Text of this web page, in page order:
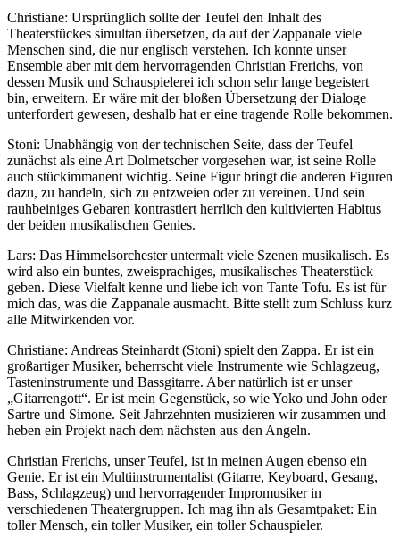
Christiane: Ursprünglich sollte der Teufel den Inhalt des
Theaterstückes simultan übersetzen, da auf der Zappanale viele
Menschen sind, die nur englisch verstehen. Ich konnte unser
Ensemble aber mit dem hervorragenden Christian Frerichs, von
dessen Musik und Schauspielerei ich schon sehr lange begeistert
bin, erweitern. Er wäre mit der bloßen Übersetzung der Dialoge
unterfordert gewesen, deshalb hat er eine tragende Rolle bekommen.
Stoni: Unabhängig von der technischen Seite, dass der Teufel
zunächst als eine Art Dolmetscher vorgesehen war, ist seine Rolle
auch stückimmanent wichtig. Seine Figur bringt die anderen Figuren
dazu, zu handeln, sich zu entzweien oder zu vereinen. Und sein
rauhbeiniges Gebaren kontrastiert herrlich den kultivierten Habitus
der beiden musikalischen Genies.
Lars: Das Himmelsorchester untermalt viele Szenen musikalisch. Es
wird also ein buntes, zweisprachiges, musikalisches Theaterstück
geben. Diese Vielfalt kenne und liebe ich von Tante Tofu. Es ist für
mich das, was die Zappanale ausmacht. Bitte stellt zum Schluss kurz
alle Mitwirkenden vor.
Christiane: Andreas Steinhardt (Stoni) spielt den Zappa. Er ist ein
großartiger Musiker, beherrscht viele Instrumente wie Schlagzeug,
Tasteninstrumente und Bassgitarre. Aber natürlich ist er unser
„Gitarrengott“. Er ist mein Gegenstück, so wie Yoko und John oder
Sartre und Simone. Seit Jahrzehnten musizieren wir zusammen und
heben ein Projekt nach dem nächsten aus den Angeln.
Christian Frerichs, unser Teufel, ist in meinen Augen ebenso ein
Genie. Er ist ein Multiinstrumentalist (Gitarre, Keyboard, Gesang,
Bass, Schlagzeug) und hervorragender Impromusiker in
verschiedenen Theatergruppen. Ich mag ihn als Gesamtpaket: Ein
toller Mensch, ein toller Musiker, ein toller Schauspieler.